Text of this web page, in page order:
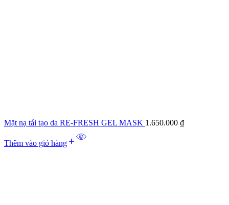
Mặt nạ tái tạo da RE-FRESH GEL MASK 1.650.000 ₫
Thêm vào giỏ hàng